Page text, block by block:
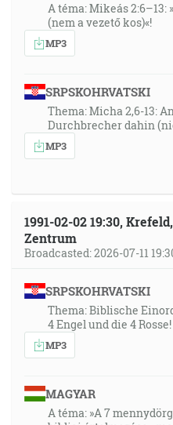
A téma: Mikeás
(nem a vezető kos)«!
MP3
SRPSKOHRVATSKI
Thema: Micha 2,6-13:
Durchbrecher dahin
MP3
1991-02-02 19:30,
Zentrum
Broadcasted: 2026-07-11
SRPSKOHRVATSKI
Thema: Biblische
4 Engel und die 4 Rosse!
MP3
MAGYAR
A téma: »A 7